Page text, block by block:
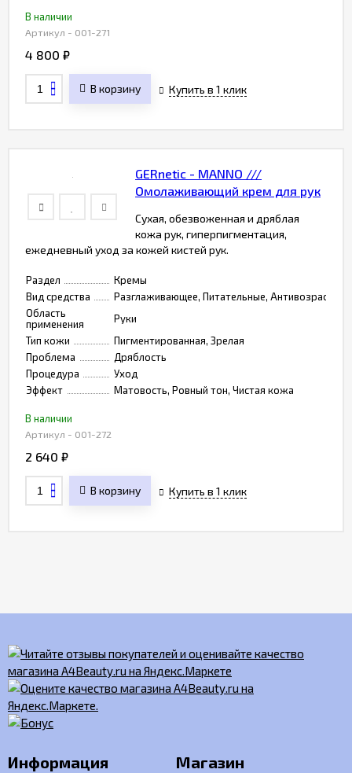
В наличии
Артикул - 001-271
4 800 ₽
В корзину Купить в 1 клик
GERnetic - MANNO ///
Омолаживающий крем для рук
Сухая, обезвоженная и дряблая
кожа рук, гиперпигментация,
ежедневный уход за кожей кистей рук.
Раздел
Кремы
Вид средства
Разглаживающее, Питательные, Антивозрастные
Область
применения
Руки
Тип кожи
Пигментированная, Зрелая
Проблема
Дряблость
Процедура
Уход
Эффект
Матовость, Ровный тон, Чистая кожа
В наличии
Артикул - 001-272
2 640 ₽
В корзину Купить в 1 клик
Информация Магазин